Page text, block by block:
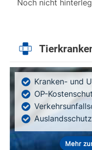
Noch nicht
Kranken- und
OP-
Auslandsschutz
Mehr